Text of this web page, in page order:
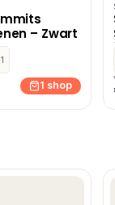
– Zwart
1 shop